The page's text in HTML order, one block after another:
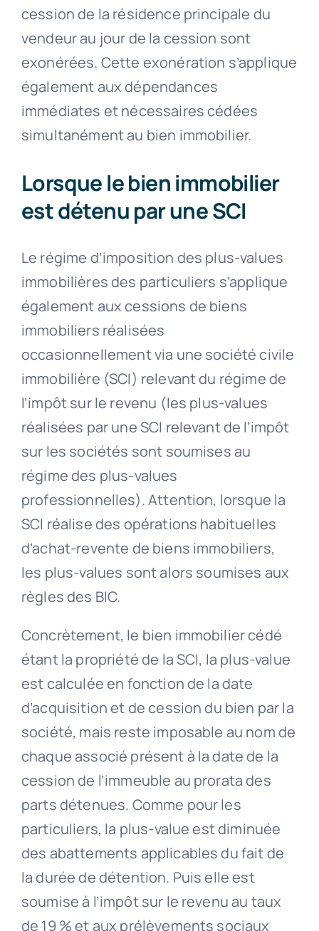
cession de la résidence principale du
vendeur au jour de la cession sont
exonérées. Cette exonération s’applique
également aux dépendances
immédiates et nécessaires cédées
simultanément au bien immobilier.
Lorsque le bien immobilier
est détenu par une SCI
Le régime d’imposition des plus-values
immobilières des particuliers s’applique
également aux cessions de biens
immobiliers réalisées
occasionnellement via une société civile
immobilière (SCI) relevant du régime de
l’impôt sur le revenu (les plus-values
réalisées par une SCI relevant de l’impôt
sur les sociétés sont soumises au
régime des plus-values
professionnelles). Attention, lorsque la
SCI réalise des opérations habituelles
d’achat-revente de biens immobiliers,
les plus-values sont alors soumises aux
règles des BIC.
Concrètement, le bien immobilier cédé
étant la propriété de la SCI, la plus-value
est calculée en fonction de la date
d’acquisition et de cession du bien par la
société, mais reste imposable au nom de
chaque associé présent à la date de la
cession de l’immeuble au prorata des
parts détenues. Comme pour les
particuliers, la plus-value est diminuée
des abattements applicables du fait de
la durée de détention. Puis elle est
soumise à l’impôt sur le revenu au taux
de 19 % et aux prélèvements sociaux